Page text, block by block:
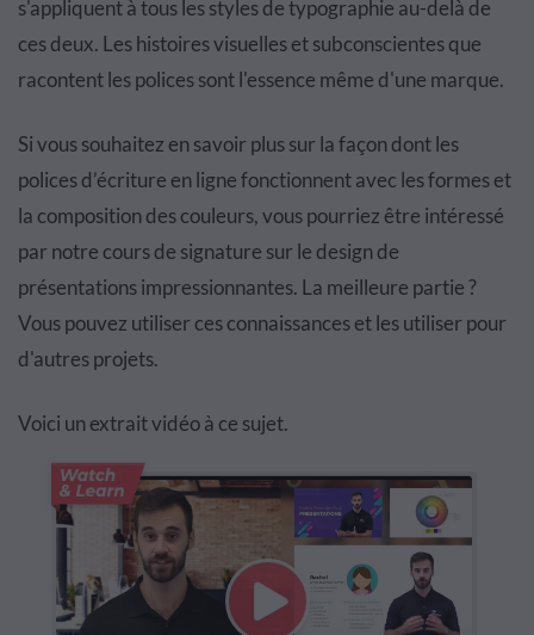
s'appliquent à tous les styles de typographie au-delà de
ces deux. Les histoires visuelles et subconscientes que
racontent les polices sont l'essence même d'une marque.
Si vous souhaitez en savoir plus sur la façon dont les
polices d’écriture en ligne fonctionnent avec les formes et
la composition des couleurs, vous pourriez être intéressé
par notre cours de signature sur le design de
présentations impressionnantes. La meilleure partie ?
Vous pouvez utiliser ces connaissances et les utiliser pour
d'autres projets.
Voici un extrait vidéo à ce sujet.